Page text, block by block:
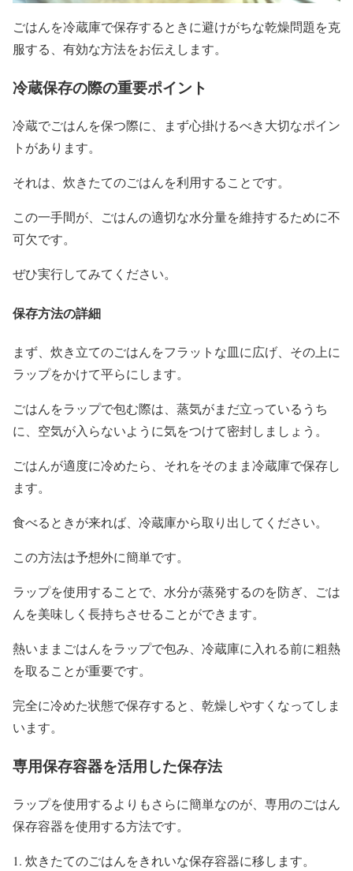
ごはんを冷蔵庫で保存するときに避けがちな乾燥問題を克
服する、有効な方法をお伝えします。
冷蔵保存の際の重要ポイント
冷蔵でごはんを保つ際に、まず心掛けるべき大切なポイン
トがあります。
それは、炊きたてのごはんを利用することです。
この一手間が、ごはんの適切な水分量を維持するために不
可欠です。
ぜひ実行してみてください。
保存方法の詳細
まず、炊き立てのごはんをフラットな皿に広げ、その上に
ラップをかけて平らにします。
ごはんをラップで包む際は、蒸気がまだ立っているうち
に、空気が入らないように気をつけて密封しましょう。
ごはんが適度に冷めたら、それをそのまま冷蔵庫で保存し
ます。
食べるときが来れば、冷蔵庫から取り出してください。
この方法は予想外に簡単です。
ラップを使用することで、水分が蒸発するのを防ぎ、ごは
んを美味しく長持ちさせることができます。
熱いままごはんをラップで包み、冷蔵庫に入れる前に粗熱
を取ることが重要です。
完全に冷めた状態で保存すると、乾燥しやすくなってしま
います。
専用保存容器を活用した保存法
ラップを使用するよりもさらに簡単なのが、専用のごはん
保存容器を使用する方法です。
1. 炊きたてのごはんをきれいな保存容器に移します。